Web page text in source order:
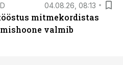
04.08.26, 08:13
mitmekordistas
valmib